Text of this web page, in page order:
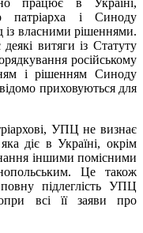
патріарха і Синоду
із власними рішеннями.
витяги із Статуту
російському
і рішенням Синоду
приховуються для
УПЦ не визнає
діє в Україні, окрім
іншими помісними
Це також
підлеглість УПЦ
всі її заяви про